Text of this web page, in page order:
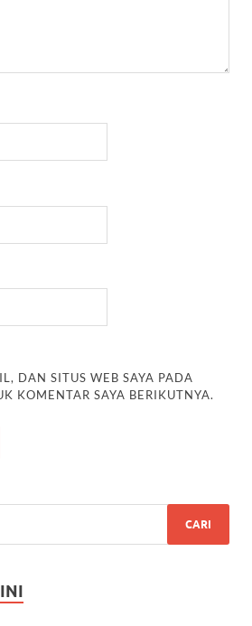
DAN SITUS WEB SAYA PADA
KOMENTAR SAYA BERIKUTNYA.